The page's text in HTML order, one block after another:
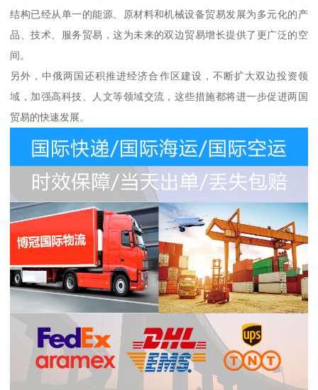
结构已经从单一的能源、原材料和机械设备贸易发展为多元化的产
品、技术、服务贸易，这为未来的双边贸易增长提供了更广泛的空
间。
另外，中俄两国还积推进经济合作区建设，不断扩大双边投资领
域，加强高科技、人文等领域交流，这些措施都将进一步促进两国
贸易的快速发展。